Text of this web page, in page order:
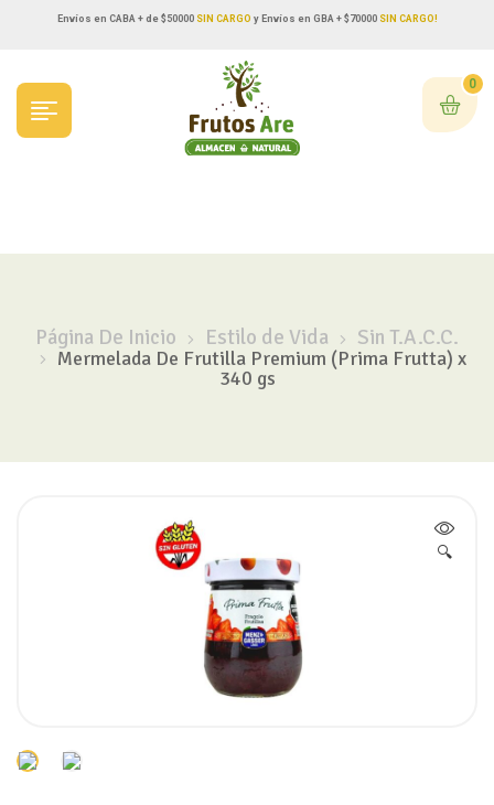
Envíos en CABA + de $50000SIN CARGO y Envíos en GBA + $70000 SIN CARGO!
0
Página De Inicio Estilo de Vida Sin T.A.C.C.
Mermelada De Frutilla Premium (Prima Frutta) x
340 gs
🔍